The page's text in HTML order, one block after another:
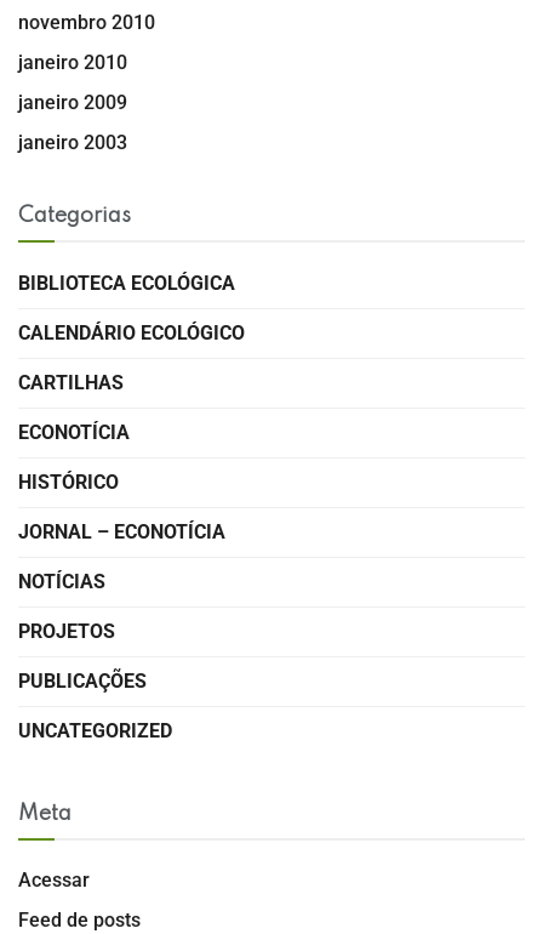
novembro 2010
janeiro 2010
janeiro 2009
janeiro 2003
Categorias
BIBLIOTECA ECOLÓGICA
CALENDÁRIO ECOLÓGICO
CARTILHAS
ECONOTÍCIA
HISTÓRICO
JORNAL – ECONOTÍCIA
NOTÍCIAS
PROJETOS
PUBLICAÇÕES
UNCATEGORIZED
Meta
Acessar
Feed de posts